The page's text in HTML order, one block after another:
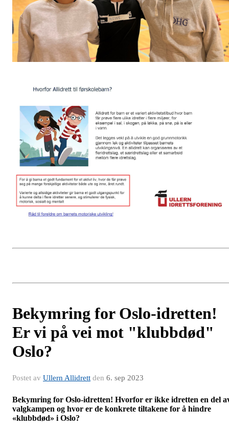
Bekymring for Oslo-idretten!
Er vi på vei mot "klubbdød"
Oslo?
Postet av Ullern Allidrett den 6. sep 2023
Bekymring for Oslo-idretten! Hvorfor er ikke idretten en del
valgkampen og hvor er de konkrete tiltakene for å hindre
«klubbdød» i Oslo?